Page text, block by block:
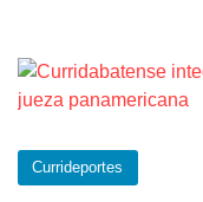
Currideportes